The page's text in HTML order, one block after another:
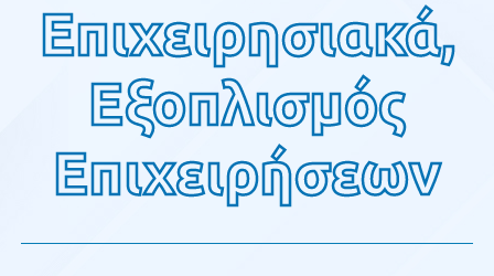
Επιχειρησιακά,
Εξοπλισμός
Επιχειρήσεων